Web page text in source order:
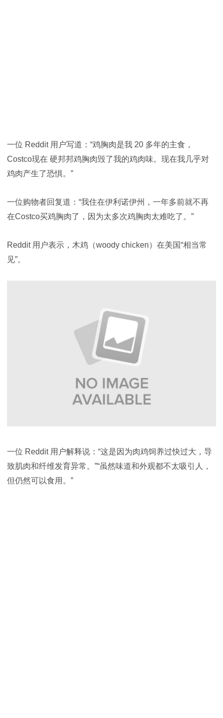
一位 Reddit 用户写道：“鸡胸肉是我 20 多年的主食，
Costco现在 硬邦邦鸡胸肉毁了我的鸡肉味。现在我几乎对
鸡肉产生了恐惧。”
一位购物者回复道：“我住在伊利诺伊州，一年多前就不再
在Costco买鸡胸肉了，因为太多次鸡胸肉太难吃了。”
Reddit 用户表示，木鸡（woody chicken）在美国“相当常
见”。
一位 Reddit 用户解释说：“这是因为肉鸡饲养过快过大，导
致肌肉和纤维发育异常。”“虽然味道和外观都不太吸引人，
但仍然可以食用。”